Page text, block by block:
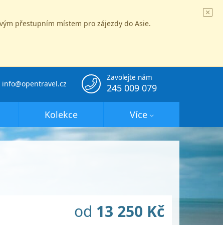
přestupním místem pro zájezdy do Asie.
Zavolejte nám
245 009 079
info@opentravel.cz
Kolekce Více
od 13 250 Kč